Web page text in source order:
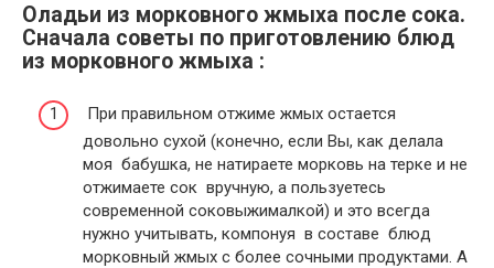
Оладьи из морковного жмыха после сока.
Сначала советы по приготовлению блюд
из морковного жмыха :
При правильном отжиме жмых остается
довольно сухой (конечно, если Вы, как делала
моя бабушка, не натираете морковь на терке и не
отжимаете сок вручную, а пользуетесь
современной соковыжималкой) и это всегда
нужно учитывать, компонуя в составе блюд
морковный жмых с более сочными продуктами. А